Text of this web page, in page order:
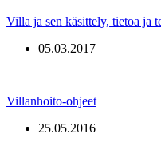
Villa ja sen käsittely, tietoa ja
05.03.2017
Villanhoito-ohjeet
25.05.2016